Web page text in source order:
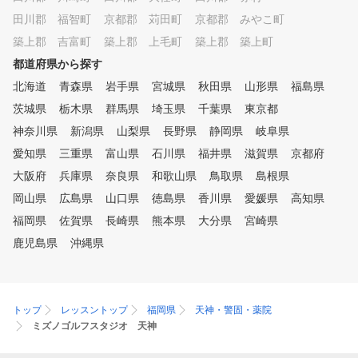
田川郡 福智町
京都郡 苅田町
京都郡 みやこ町
築上郡 吉富町
築上郡 上毛町
築上郡 築上町
都道府県から探す
北海道
青森県 岩手県 宮城県 秋田県 山形県
福島県
茨城県
栃木県 群馬県 埼玉県 千葉県
東京都
神奈川県
新潟県 山梨県 長野県 静岡県
岐阜県
愛知県
三重県 富山県 石川県 福井県 滋賀県
京都府
大阪府
兵庫県 奈良県 和歌山県 鳥取県
島根県
岡山県
広島県 山口県 徳島県 香川県 愛媛県
高知県
福岡県
佐賀県 長崎県 熊本県 大分県
宮崎県
鹿児島県
沖縄県
トップ レッスントップ 福岡県
天神・警固・薬院
ミズノゴルフスタジオ 天神